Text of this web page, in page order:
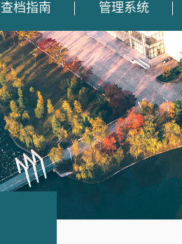
查档指南 管理系统